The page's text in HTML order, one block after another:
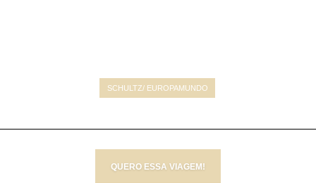
SCHULTZ/ EUROPAMUNDO
QUERO ESSA VIAGEM!